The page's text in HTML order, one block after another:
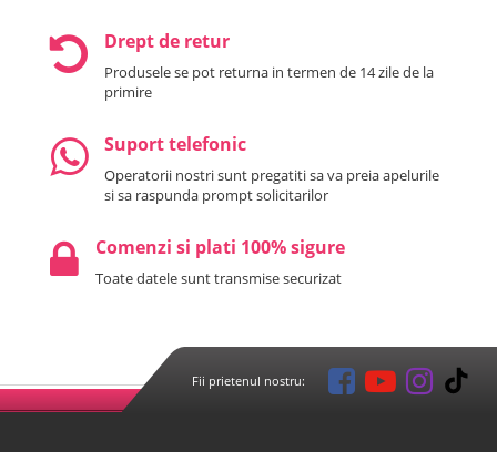
Drept de retur
Produsele se pot returna in termen de 14 zile de la
primire
Suport telefonic
Operatorii nostri sunt pregatiti sa va preia apelurile
si sa raspunda prompt solicitarilor
Comenzi si plati 100% sigure
Toate datele sunt transmise securizat
Fii prietenul nostru: